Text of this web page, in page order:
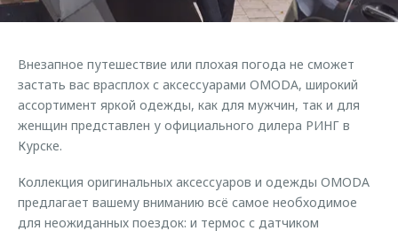
Страхование
Аксессуары
Одежда и сувениры
Оригинальные аксессуары
Трейд-ин
Клиентская поддержка
Клуб владельцев OMODA
Приложение O&J
Аксессуары
Одежда и сувениры
Оригинальные аксессуары
Обратная связь
Внезапное путешествие или плохая погода не сможет
застать вас врасплох с аксессуарами OMODA, широкий
ассортимент яркой одежды, как для мужчин, так и для
женщин представлен у официального дилера РИНГ в
Курске.
Коллекция оригинальных аксессуаров и одежды OMODA
предлагает вашему вниманию всё самое необходимое
для неожиданных поездок: и термос с датчиком